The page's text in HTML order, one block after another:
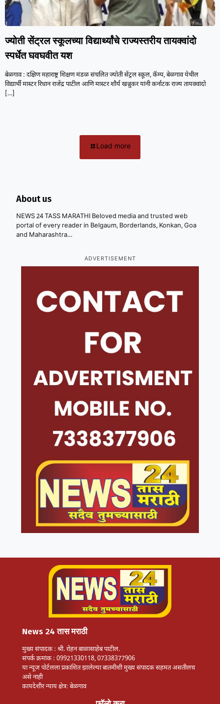
ज्योती सेंट्रल स्कूलच्या विद्यार्थ्यांचे राज्यस्तरीय तायक्वांदो
स्पर्धेत घवघवीत यश
बेळगाव : दक्षिण महाराष्ट्र शिक्षण मंडळ संचलित ज्योती सेंट्रल स्कूल, कॅम्प, बेळगाव येथील
विद्यार्थी मास्टर रिधान राजेंद्र पाटील आणि मास्टर शौर्य खन्नुकर यांनी कर्नाटक राज्य तायक्वांदो
[…]
Load more
About us
NEWS 24 TASS MARATHI Beloved media and trusted web
portal of every reader in Belgaum, Borderlands, Konkan, Goa
and Maharashtra…
ADVERTISEMENT
News 24 तास मराठी
मुख्य संपादक : श्री. रोहन बाळासाहेब पाटील.
संपर्क क्रमांक : 09921330118, 07338377906
या न्यूज पोर्टलला प्रकाशित झालेल्या बातमीशी मुख्य संपादक सहमत असतीलच
असे नाही
कायदेशीर न्याय क्षेत्र: बेळगाव